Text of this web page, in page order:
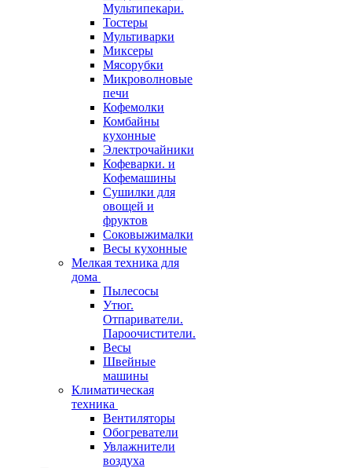
Мультипекари.
Тостеры
Мультиварки
Миксеры
Мясорубки
Микроволновые
печи
Кофемолки
Комбайны
кухонные
Электрочайники
Кофеварки. и
Кофемашины
Сушилки для
овощей и
фруктов
Соковыжималки
Весы кухонные
Мелкая техника для
дома
Пылесосы
Утюг.
Отпариватели.
Пароочистители.
Весы
Швейные
машины
Климатическая
техника
Вентиляторы
Обогреватели
Увлажнители
воздуха